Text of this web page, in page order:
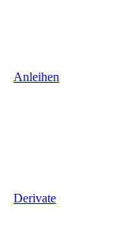
Anleihen
Derivate